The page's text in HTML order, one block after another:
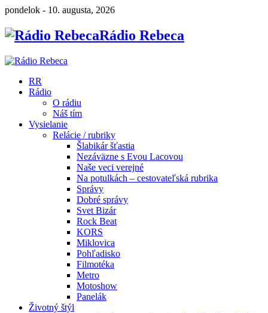
pondelok - 10. augusta, 2026
Rádio Rebeca
RR
Rádio
O rádiu
Náš tím
Vysielanie
Relácie / rubriky
Šlabikár šťastia
Nezáväzne s Evou Lacovou
Naše veci verejné
Na potulkách – cestovateľská rubrika
Správy
Dobré správy
Svet Bizár
Rock Beat
KORS
Miklovica
Pohľadisko
Filmotéka
Metro
Motoshow
Panelák
Životný štýl